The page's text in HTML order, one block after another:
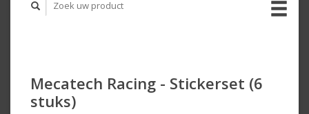
Mecatech Racing - Stickerset (6
stuks)